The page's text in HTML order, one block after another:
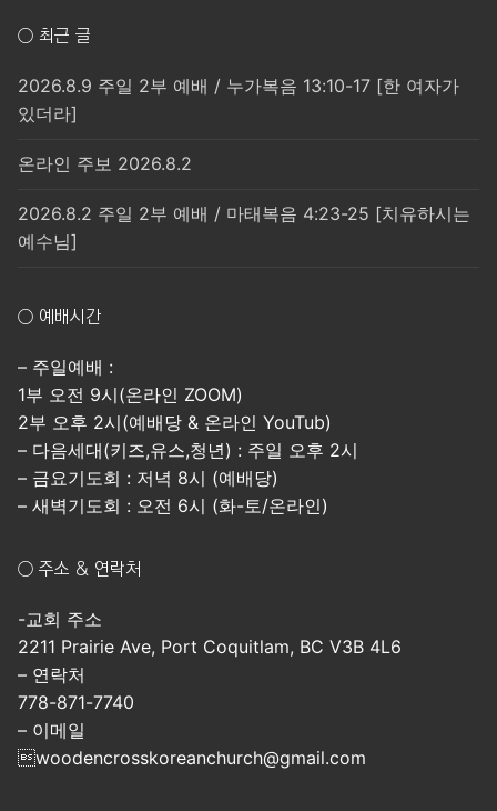
○ 최근 글
2026.8.9 주일 2부 예배 / 누가복음 13:10-17 [한 여자가
있더라]
온라인 주보 2026.8.2
2026.8.2 주일 2부 예배 / 마태복음 4:23-25 [치유하시는
예수님]
○ 예배시간
– 주일예배 :
1부 오전 9시(온라인 ZOOM)
2부 오후 2시(예배당 & 온라인 YouTub)
– 다음세대(키즈,유스,청년) : 주일 오후 2시
– 금요기도회 : 저녁 8시 (예배당)
– 새벽기도회 : 오전 6시 (화-토/온라인)
○ 주소 & 연락처
-교회 주소
2211 Prairie Ave, Port Coquitlam, BC V3B 4L6
– 연락처
778-871-7740
– 이메일
woodencrosskoreanchurch@gmail.com